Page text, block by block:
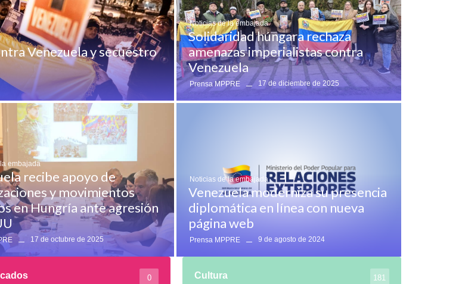
Venezuela y secuestro
Noticias de la embajada
Solidaridad húngara rechaza
amenazas imperialistas contra
Venezuela
Prensa MPPRE 17 de diciembre de 2025
embajada
recibe apoyo de
y movimientos
en Hungría ante agresión
17 de octubre de 2025
Noticias de la embajada
Venezuela moderniza su presencia
diplomática en línea con nueva
página web
Prensa MPPRE 9 de agosto de 2024
0 Cultura 181